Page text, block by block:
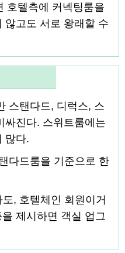
호텔측에 커넥팅룸을
않고도 서로 왕래할 수
스탠다드, 디럭스, 스
싸진다. 스위트룸에는
많다.
다드룸을 기준으로 한
, 호텔체인 회원이거
제시하면 객실 업그